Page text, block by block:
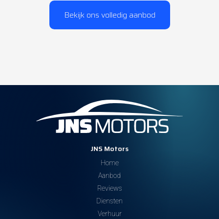
Bekijk ons volledig aanbod
JNS Motors
Home
Aanbod
Reviews
Diensten
Verhuur